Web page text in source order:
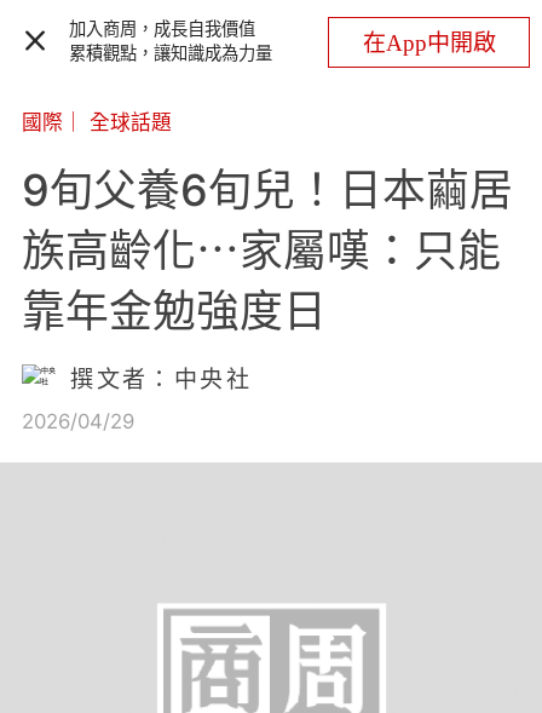
加入商周，成長自我價值
累積觀點，讓知識成為力量
在App中開啟
國際 全球話題
9旬父養6旬兒！日本繭居
族高齡化⋯家屬嘆：只能
靠年金勉強度日
撰文者：中央社
2026/04/29